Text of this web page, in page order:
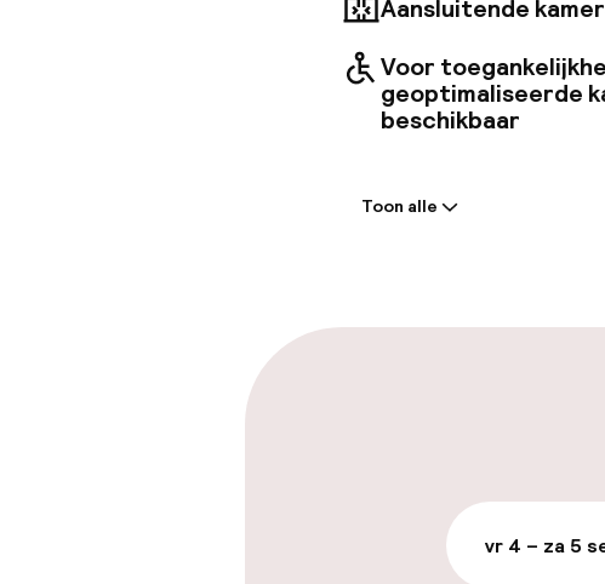
Aansluitende
Voor
geoptimaliseerde
beschikbaar
PLN 120,00 per dag
Toon alle
vr 4 – za 5